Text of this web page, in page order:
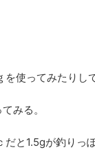
使ってみたりして
みる。
と1.5gが釣りっ